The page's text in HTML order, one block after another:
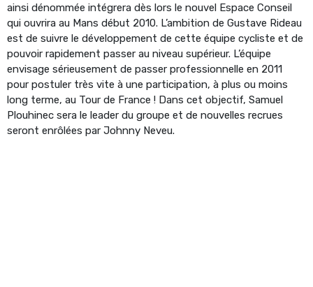
ainsi dénommée intégrera dès lors le nouvel Espace Conseil
qui ouvrira au Mans début 2010. L’ambition de Gustave Rideau
est de suivre le développement de cette équipe cycliste et de
pouvoir rapidement passer au niveau supérieur. L’équipe
envisage sérieusement de passer professionnelle en 2011
pour postuler très vite à une participation, à plus ou moins
long terme, au Tour de France ! Dans cet objectif, Samuel
Plouhinec sera le leader du groupe et de nouvelles recrues
seront enrôlées par Johnny Neveu.